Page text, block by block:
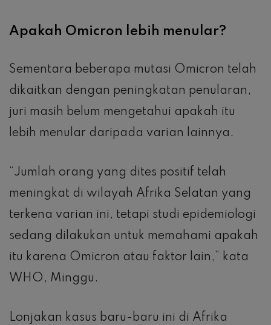
Apakah Omicron lebih menular?
Sementara beberapa mutasi Omicron telah
dikaitkan dengan peningkatan penularan,
juri masih belum mengetahui apakah itu
lebih menular daripada varian lainnya.
“Jumlah orang yang dites positif telah
meningkat di wilayah Afrika Selatan yang
terkena varian ini, tetapi studi epidemiologi
sedang dilakukan untuk memahami apakah
itu karena Omicron atau faktor lain,” kata
WHO, Minggu.
Lonjakan kasus baru-baru ini di Afrika